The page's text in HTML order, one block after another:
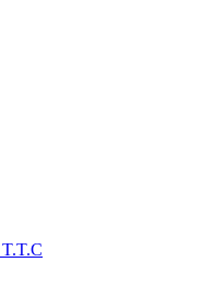
ثبت نام دوره تربیت مدرس T.T.C